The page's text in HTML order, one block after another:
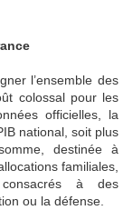
l’ensemble des
colossal pour les
officielles, la
national, soit plus
destinée à
familiales,
à des
ou la défense.